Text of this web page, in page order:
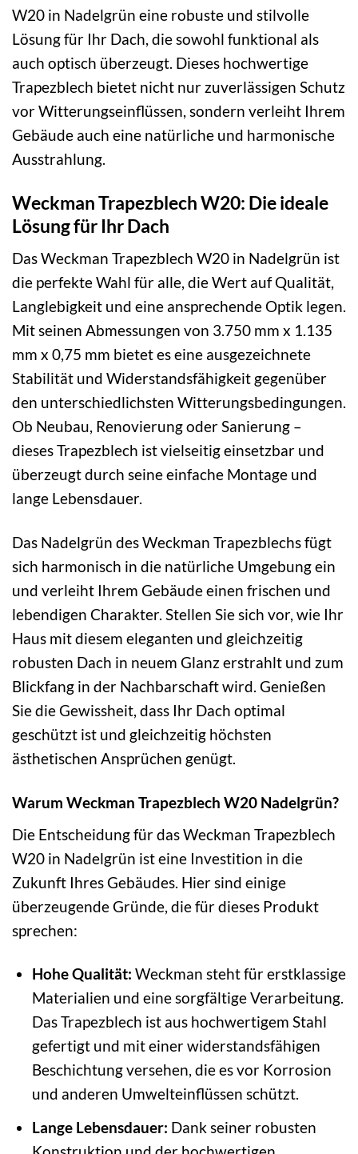
W20 in Nadelgrün eine robuste und stilvolle
Lösung für Ihr Dach, die sowohl funktional als
auch optisch überzeugt. Dieses hochwertige
Trapezblech bietet nicht nur zuverlässigen Schutz
vor Witterungseinflüssen, sondern verleiht Ihrem
Gebäude auch eine natürliche und harmonische
Ausstrahlung.
Weckman Trapezblech W20: Die ideale
Lösung für Ihr Dach
Das Weckman Trapezblech W20 in Nadelgrün ist
die perfekte Wahl für alle, die Wert auf Qualität,
Langlebigkeit und eine ansprechende Optik legen.
Mit seinen Abmessungen von 3.750 mm x 1.135
mm x 0,75 mm bietet es eine ausgezeichnete
Stabilität und Widerstandsfähigkeit gegenüber
den unterschiedlichsten Witterungsbedingungen.
Ob Neubau, Renovierung oder Sanierung –
dieses Trapezblech ist vielseitig einsetzbar und
überzeugt durch seine einfache Montage und
lange Lebensdauer.
Das Nadelgrün des Weckman Trapezblechs fügt
sich harmonisch in die natürliche Umgebung ein
und verleiht Ihrem Gebäude einen frischen und
lebendigen Charakter. Stellen Sie sich vor, wie Ihr
Haus mit diesem eleganten und gleichzeitig
robusten Dach in neuem Glanz erstrahlt und zum
Blickfang in der Nachbarschaft wird. Genießen
Sie die Gewissheit, dass Ihr Dach optimal
geschützt ist und gleichzeitig höchsten
ästhetischen Ansprüchen genügt.
Warum Weckman Trapezblech W20 Nadelgrün?
Die Entscheidung für das Weckman Trapezblech
W20 in Nadelgrün ist eine Investition in die
Zukunft Ihres Gebäudes. Hier sind einige
überzeugende Gründe, die für dieses Produkt
sprechen:
Hohe Qualität: Weckman steht für erstklassige
Materialien und eine sorgfältige Verarbeitung.
Das Trapezblech ist aus hochwertigem Stahl
gefertigt und mit einer widerstandsfähigen
Beschichtung versehen, die es vor Korrosion
und anderen Umwelteinflüssen schützt.
Lange Lebensdauer: Dank seiner robusten